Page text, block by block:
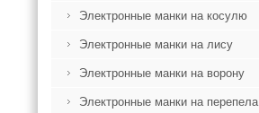
Электронные манки на косулю
Электронные манки на лису
Электронные манки на ворону
Электронные манки на перепела